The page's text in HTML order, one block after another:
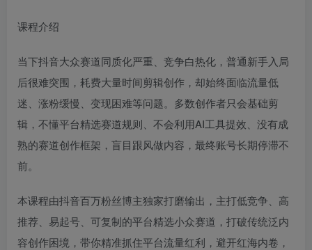
课程介绍
当下抖音大众赛道同质化严重、竞争白热化，普通新手入局
后很难突围，耗费大量时间剪辑创作，却始终面临流量低
迷、涨粉缓慢、变现困难等问题。多数创作者只会基础剪
辑，不懂平台精选赛道规则、不会利用AI工具提效、没有成
熟的赛道创作框架，盲目跟风做内容，最终账号长期停滞不
前。
本课程由抖音百万粉丝博主独家打磨输出，主打低竞争、高
推荐、易起号、可复制的平台精选小众赛道，打破传统泛内
容创作困境，带你精准抓住平台流量红利，避开红海内卷，